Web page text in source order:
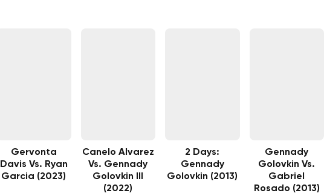
Gervonta
Davis Vs. Ryan
Garcia (2023)
Canelo Alvarez
Vs. Gennady
Golovkin III
(2022)
2 Days:
Gennady
Golovkin (2013)
Gennady
Golovkin Vs.
Gabriel
Rosado (2013)